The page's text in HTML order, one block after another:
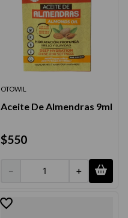
OTOWIL
Aceite De Almendras 9ml
$550
＋
－